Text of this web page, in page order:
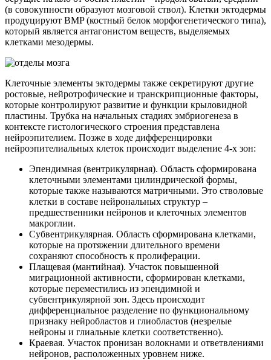
(в совокупности образуют мозговой ствол). Клетки эктодермы
продуцируют BMP (костный белок морфогенетического типа),
который является антагонистом веществ, выделяемых
клетками мезодермы.
Клеточные элементы эктодермы также секретируют другие
ростовые, нейротрофические и транскрипционные факторы,
которые контролируют развитие и функции крыловидной
пластины. Трубка на начальных стадиях эмбриогенеза в
контексте гистологического строения представлена
нейроэпителием. Позже в ходе дифференцировки
нейроэпителиальных клеток происходит выделение 4-х зон:
Эпендимная (вентрикулярная). Область сформирована
клеточными элементами цилиндрической формы,
которые также называются матричными. Это стволовые
клетки в составе нейрональных структур –
предшественники нейронов и клеточных элементов
макроглии.
Субвентрикулярная. Область сформирована клетками,
которые на протяжении длительного времени
сохраняют способность к пролиферации.
Плащевая (мантийная). Участок повышенной
миграционной активности, сформирован клетками,
которые переместились из эпендимной и
субвентрикулярной зон. Здесь происходит
дифференциальное разделение по функциональному
признаку нейробластов и глиобластов (незрелые
нейроны и глиальные клетки соответственно).
Краевая. Участок пронизан волокнами и ответвлениями
нейронов, расположенных уровнем ниже.